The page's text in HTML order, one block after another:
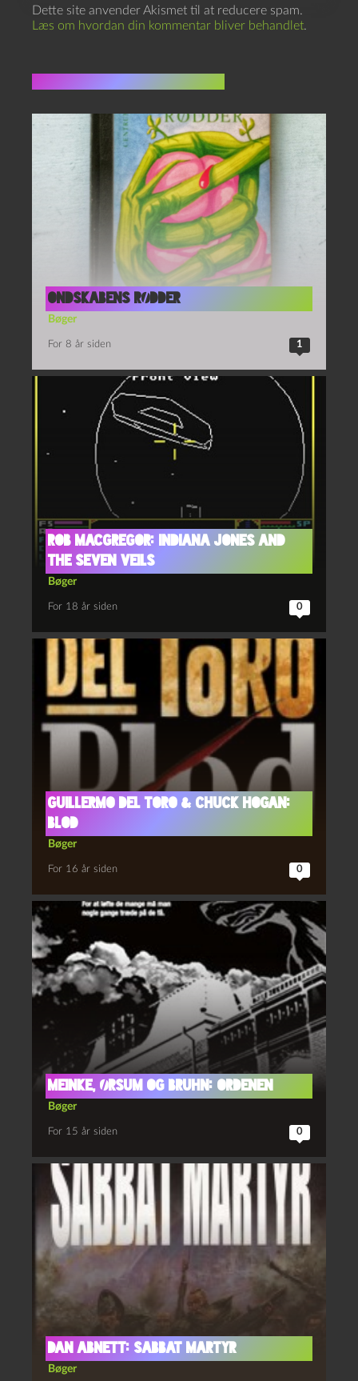
Dette site anvender Akismet til at reducere spam.
Læs om hvordan din kommentar bliver behandlet.
Ondskabens rødder
Bøger
For 8 år siden 1
Rob MacGregor: Indiana Jones and
the Seven Veils
Bøger
For 18 år siden 0
Guillermo del Toro & Chuck Hogan:
Blod
Bøger
For 16 år siden 0
Meinke, Ørsum og Bruhn: Ordenen
Bøger
For 15 år siden 0
Dan Abnett: Sabbat Martyr
Bøger